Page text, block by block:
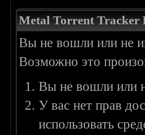
Metal Torrent Tracker
Вы не вошли или не
Возможно это
Вы не вошли или
У вас нет прав
использовать